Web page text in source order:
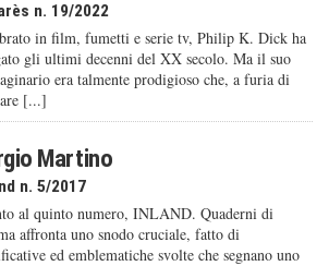
n. 19/2022
in film, fumetti e serie tv, Philip K. Dick ha
gli ultimi decenni del XX secolo. Ma il suo
era talmente prodigioso che, a furia di
[...]
Martino
n. 5/2017
al quinto numero, INLAND. Quaderni di
affronta uno snodo cruciale, fatto di
ed emblematiche svolte che segnano uno